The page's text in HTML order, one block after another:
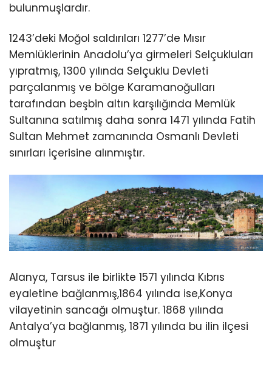
bulunmuşlardır.
1243’deki Moğol saldırıları 1277’de Mısır
Memlüklerinin Anadolu’ya girmeleri Selçukluları
yıpratmış, 1300 yılında Selçuklu Devleti
parçalanmış ve bölge Karamanoğulları
tarafından beşbin altın karşılığında Memlük
Sultanına satılmış daha sonra 1471 yılında Fatih
Sultan Mehmet zamanında Osmanlı Devleti
sınırları içerisine alınmıştır.
Alanya, Tarsus ile birlikte 1571 yılında Kıbrıs
eyaletine bağlanmış,1864 yılında ise,Konya
vilayetinin sancağı olmuştur. 1868 yılında
Antalya’ya bağlanmış, 1871 yılında bu ilin ilçesi
olmuştur